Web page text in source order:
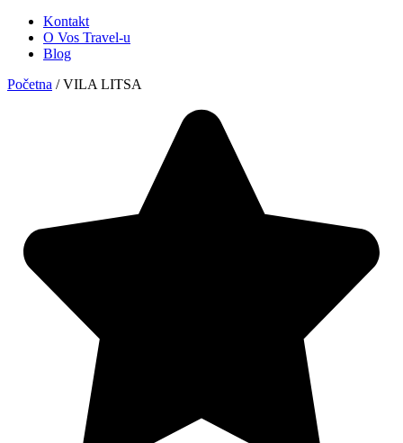
Kontakt
O Vos Travel-u
Blog
Početna /VILA LITSA